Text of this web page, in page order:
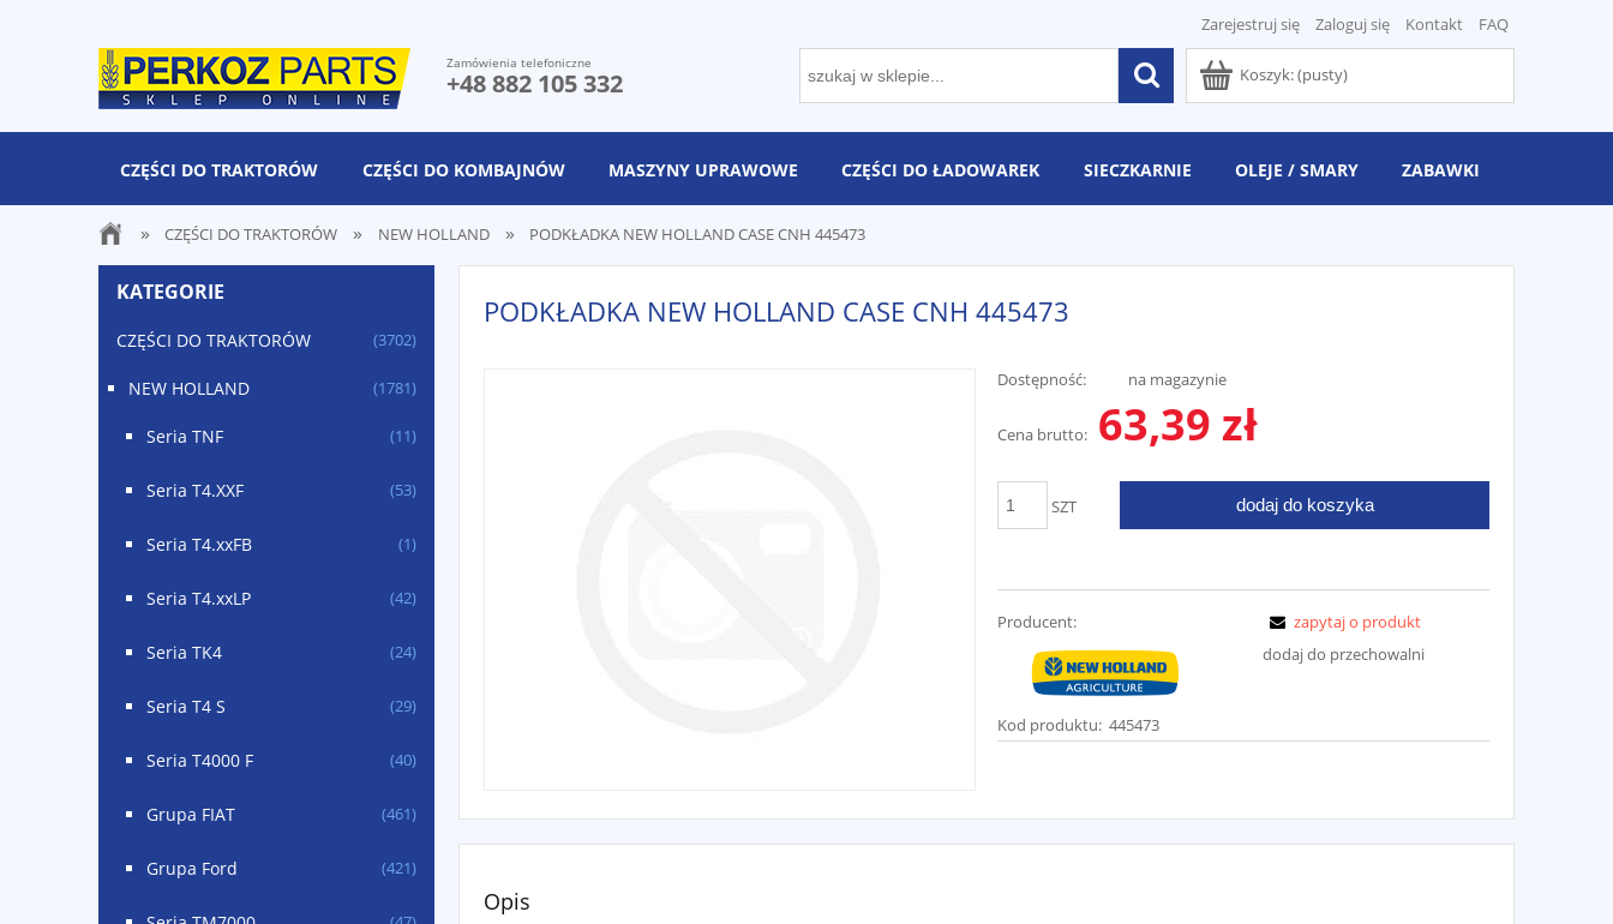
Zarejestruj się Zaloguj się Kontakt FAQ
Koszyk:(pusty)
Zamówienia telefoniczne
+48 882 105 332
CZĘŚCI DO TRAKTORÓW CZĘŚCI DO KOMBAJNÓW MASZYNY UPRAWOWE CZĘŚCI DO ŁADOWAREK SIECZKARNIE OLEJE / SMARY ZABAWKI
» CZĘŚCI DO TRAKTORÓW » NEW HOLLAND » PODKŁADKA NEW HOLLAND CASE CNH 445473
KATEGORIE
CZĘŚCI DO TRAKTORÓW (3702)
NEW HOLLAND (1781)
Seria TNF (11)
Seria T4.XXF (53)
Seria T4.xxFB (1)
Seria T4.xxLP (42)
Seria TK4 (24)
Seria T4 S (29)
Seria T4000 F (40)
Grupa FIAT (461)
Grupa Ford (421)
PODKŁADKA NEW HOLLAND CASE CNH 445473
Dostępność: na magazynie
Cena brutto: 63,39 zł
SZT dodaj do koszyka
Producent:
Kod produktu: 445473
zapytaj o produkt
dodaj do przechowalni
Opis